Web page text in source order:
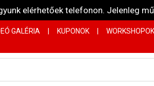
elérhetőek telefonon. Jelenleg
GALÉRIA KUPONOK WORKSHOPOK